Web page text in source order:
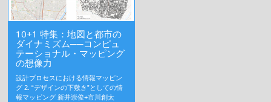
10+1 特集：地図と都市の
ダイナミズム──コンピュ
テーショナル・マッピング
の想像力
設計プロセスにおける情報マッピン
グ 2. “デザインの下敷き”としての情
報マッピング 新井崇俊+市川創太